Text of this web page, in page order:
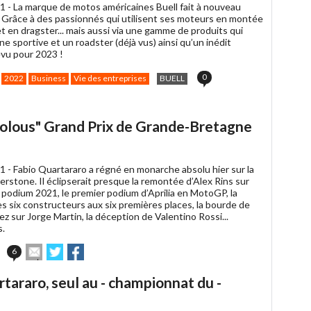
- La marque de motos américaines Buell fait à nouveau
Grâce à des passionnés qui utilisent ses moteurs en montée
en dragster... mais aussi via une gamme de produits qui
sportive et un roadster (déjà vus) ainsi qu’un inédit
pour 2023 !
2022 Business Vie des entreprises BUELL 0
Grand Prix de Grande-Bretagne
- Fabio Quartararo a régné en monarche absolu hier sur la
Il éclipserait presque la remontée d’Alex Rins sur
2021, le premier podium d’Aprilia en MotoGP, la
six constructeurs aux six premières places, la bourde de
sur Jorge Martin, la déception de Valentino Rossi...
6
Envoyer
cet
à
Partager
sur sur
seul au - championnat du -